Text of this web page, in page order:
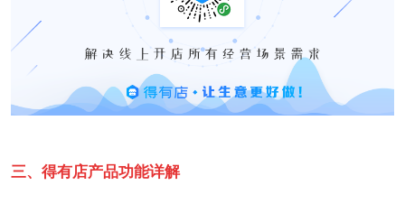
三、得有店产品功能详解